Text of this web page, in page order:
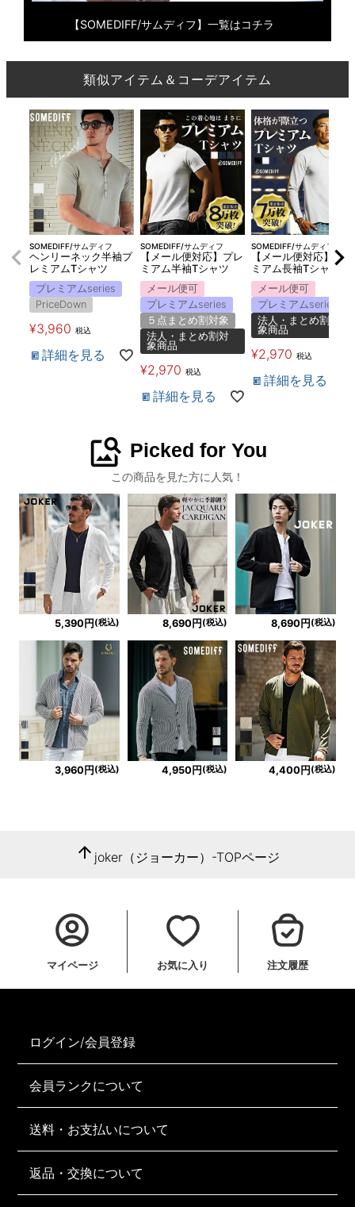
【SOMEDIFF/サムディフ】一覧はコチラ
類似アイテム＆コーデアイテム
SOMEDIFF/サムディフ
ヘンリーネック半袖プ
レミアムTシャツ
プレミアムseries
PriceDown
¥3,960 税込
詳細を見る
SOMEDIFF/サムディフ
【メール便対応】プレ
ミアム半袖Tシャツ
メール便可
プレミアムseries
５点まとめ割対象
法人・まとめ割対
象商品
¥2,970 税込
詳細を見る
SOMEDIFF/サムディフ
【メール便対応】プレ
ミアム長袖Tシャツ
メール便可
プレミアムseries
法人・まとめ割対
象商品
¥2,970 税込
詳細を見る
image_search Picked for You
この商品を見た方に人気！
5,390円 (税込) 8,690円 (税込) 8,690円 (税込)
3,960円 (税込) 4,950円 (税込) 4,400円 (税込)
arrow_upward joker（ジョーカー）-TOPページ
マイページ お気に入り 注文履歴
ログイン/会員登録
会員ランクについて
送料・お支払いについて
返品・交換について